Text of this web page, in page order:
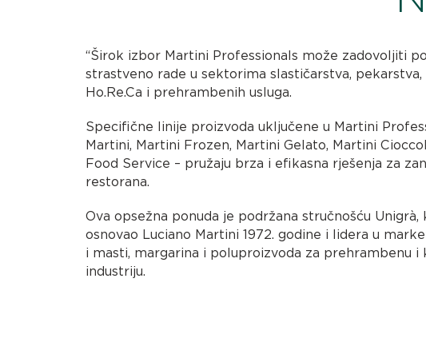
“Širok izbor Martini Professionals može zadovoljiti
strastveno rade u sektorima slastičarstva, pekarstva,
Ho.Re.Ca i prehrambenih usluga.
Specifične linije proizvoda uključene u Martini
Martini, Martini Frozen, Martini Gelato, Martini
Food Service – pružaju brza i efikasna rješenja za
restorana.
Ova opsežna ponuda je podržana stručnošću
osnovao Luciano Martini 1972. godine i lidera u
i masti, margarina i poluproizvoda za prehrambenu i
industriju.